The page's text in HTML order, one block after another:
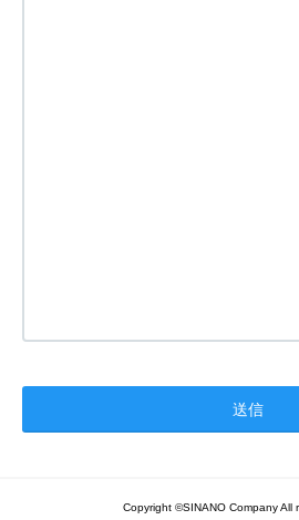
Copyright ©SINANO Company All